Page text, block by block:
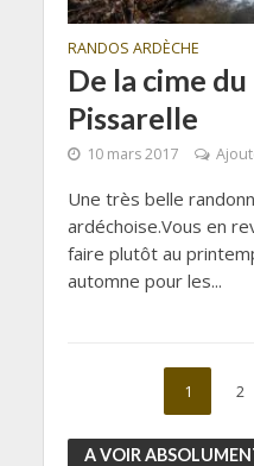
RANDOS ARDÈCHE
De la cime
Pissarelle
10 mars 2017
Une très belle
ardéchoise.Vous en
faire plutôt au
automne pour les...
1 2
A VOIR